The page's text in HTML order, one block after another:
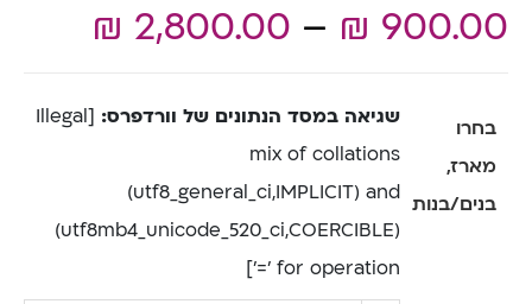
₪ 900.00
–
₪ 2,800.00
בחרו
מארז,
בנים/בנות
שגיאה במסד הנתונים של וורדפרס: [Illegal
mix of collations
(utf8_general_ci,IMPLICIT) and
(utf8mb4_unicode_520_ci,COERCIBLE)
for operation '=']